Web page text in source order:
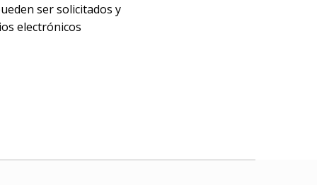
ser solicitados y
electrónicos